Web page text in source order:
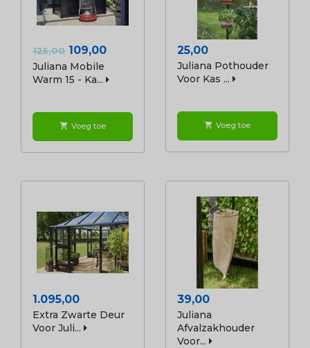
Normale
prijs
125,00 Prijs
109,00
Juliana Mobile
Warm 15 - Ka...
shopping_cart Voeg toe
Prijs
25,00
Juliana Pothouder
Voor Kas ...
shopping_cart Voeg toe
Prijs
1.095,00
Extra Zwarte Deur
Voor Juli...
Prijs
39,00
Juliana
Afvalzakhouder
Voor...